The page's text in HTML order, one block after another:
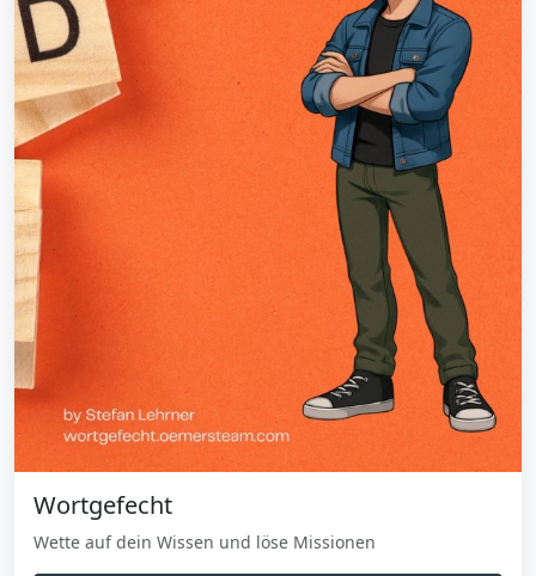
Wortgefecht
Wette auf dein Wissen und löse Missionen